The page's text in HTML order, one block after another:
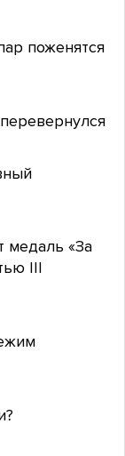
поженятся
медаль «За
III